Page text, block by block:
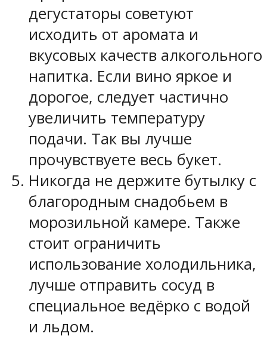
дегустаторы советуют
исходить от аромата и
вкусовых качеств алкогольного
напитка. Если вино яркое и
дорогое, следует частично
увеличить температуру
подачи. Так вы лучше
прочувствуете весь букет.
Никогда не держите бутылку с
благородным снадобьем в
морозильной камере. Также
стоит ограничить
использование холодильника,
лучше отправить сосуд в
специальное ведёрко с водой
и льдом.